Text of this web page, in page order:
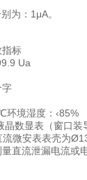
为：1μA。
指标
Ua
字
环境湿度：‹85%
数显表（窗口装
微安表表壳为
直流泄漏电流或